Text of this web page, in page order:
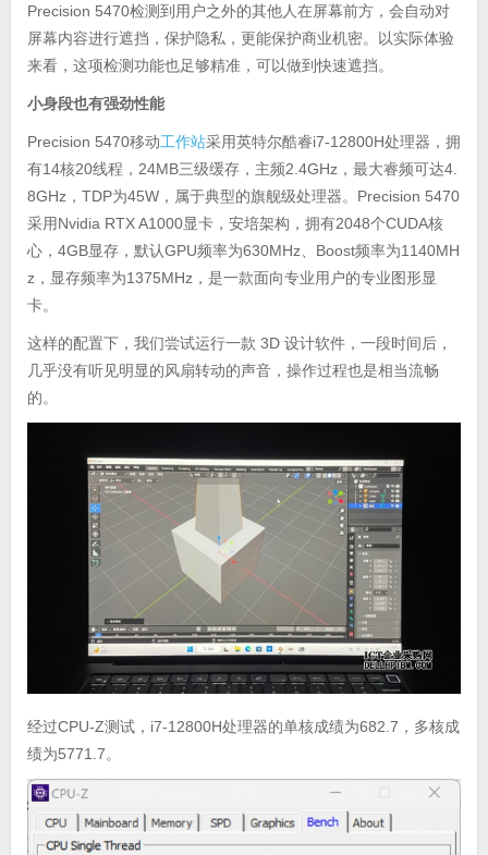
Precision 5470检测到用户之外的其他人在屏幕前方，会自动对
屏幕内容进行遮挡，保护隐私，更能保护商业机密。以实际体验
来看，这项检测功能也足够精准，可以做到快速遮挡。
小身段也有强劲性能
Precision 5470移动工作站采用英特尔酷睿i7-12800H处理器，拥
有14核20线程，24MB三级缓存，主频2.4GHz，最大睿频可达4.
8GHz，TDP为45W，属于典型的旗舰级处理器。Precision 5470
采用Nvidia RTX A1000显卡，安培架构，拥有2048个CUDA核
心，4GB显存，默认GPU频率为630MHz、Boost频率为1140MH
z，显存频率为1375MHz，是一款面向专业用户的专业图形显
卡。
这样的配置下，我们尝试运行一款 3D 设计软件，一段时间后，
几乎没有听见明显的风扇转动的声音，操作过程也是相当流畅
的。
经过CPU-Z测试，i7-12800H处理器的单核成绩为682.7，多核成
绩为5771.7。